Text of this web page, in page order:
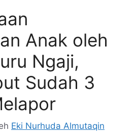
Anak oleh
Ngaji,
Sudah 3
Eki Nurhuda Almutaqin